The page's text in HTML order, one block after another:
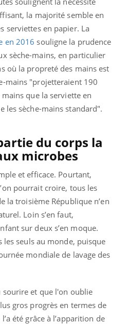
la majorité semble en
serviettes en papier. La
en 2016 souligne la prudence
sèche-mains, en particulier
où la propreté des mains est
mains "projetteraient 190
que la serviette en
les sèche-mains standard".
du corps la
microbes
et efficace. Pourtant,
pourrait croire, tous les
la troisième République n’en
Loin s’en faut,
sur deux s’en moque.
les seuls au monde, puisque
mondiale de lavage des
sourire et que l'on oublie
gros progrès en termes de
été grâce à l’apparition de